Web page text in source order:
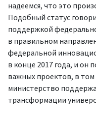
надеемся, что это
Подобный статус
поддержкой
в правильном
федеральной
в конце 2017 года, и он
важных проектов, в том
министерство
трансформации